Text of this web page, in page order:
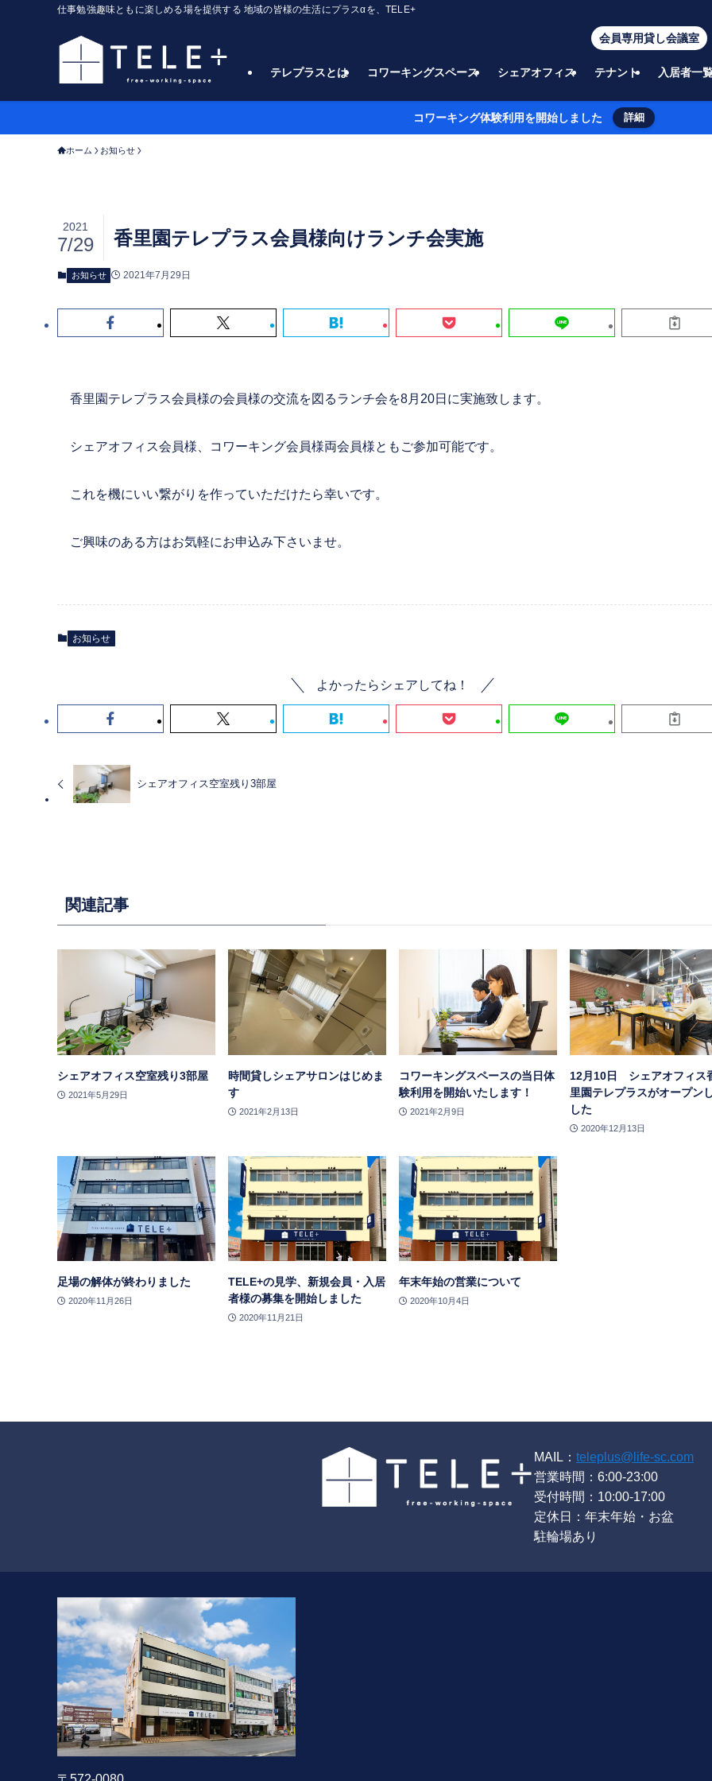
仕事勉強趣味ともに楽しめる場を提供する 地域の皆様の生活にプラスαを、TELE+
会員専用貸し会議室
テレプラスとは コワーキングスペース シェアオフィス テナント 入居者一
コワーキング体験利用を開始しました 詳細
ホーム お知らせ
香里園テレプラス会員様向けランチ会実施
2021
7/29
お知らせ 2021年7月29日
香里園テレプラス会員様の会員様の交流を図るランチ会を8月20日に実施致します。
シェアオフィス会員様、コワーキング会員様両会員様ともご参加可能です。
これを機にいい繋がりを作っていただけたら幸いです。
ご興味のある方はお気軽にお申込み下さいませ。
お知らせ
よかったらシェアしてね！
シェアオフィス空室残り3部屋
関連記事
シェアオフィス空室残り3部屋
2021年5月29日
時間貸しシェアサロンはじめま
す
2021年2月13日
コワーキングスペースの当日体
験利用を開始いたします！
2021年2月9日
12月10日 シェアオフィス
里園テレプラスがオープン
した
2020年12月13日
足場の解体が終わりました
2020年11月26日
TELE+の見学、新規会員・入居
者様の募集を開始しました
2020年11月21日
年末年始の営業について
2020年10月4日
MAIL： teleplus@life-sc.com
営業時間：6:00-23:00
受付時間：10:00-17:00
定休日：年末年始・お盆
駐輪場あり